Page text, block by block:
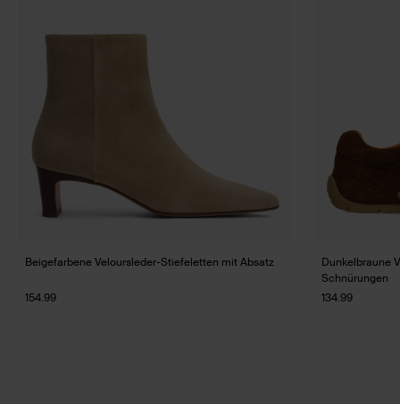
Beigefarbene Veloursleder-Stiefeletten mit Absatz
154.99
Dunkelbraune
Schnürungen
134.99